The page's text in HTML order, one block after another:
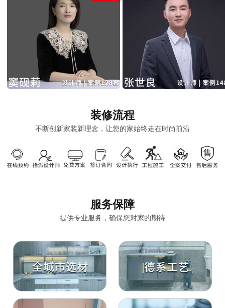
装修流程
不断创新家装新理念，让您的家始终走在时尚前沿
服务保障
提供专业服务，确保您对家的期待